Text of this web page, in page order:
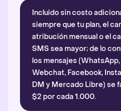
Incluido sin costo
siempre que tu plan, el
atribución mensual o el
SMS sea mayor; de lo
los mensajes (WhatsApp,
Webchat, Facebook,
DM y Mercado Libre) se
$2 por cada 1.000.